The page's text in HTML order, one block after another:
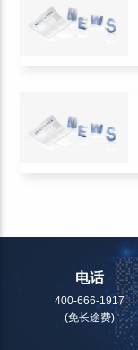
电话
400-666-1917
(免长途费)